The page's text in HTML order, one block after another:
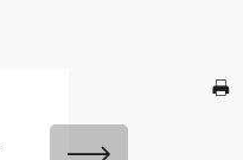
Café
Villars-les-Dombes